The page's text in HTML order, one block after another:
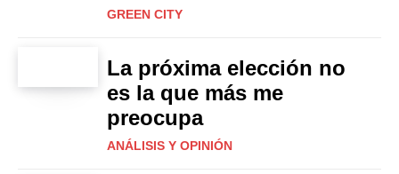
GREEN CITY
La próxima elección no
es la que más me
preocupa
ANÁLISIS Y OPINIÓN